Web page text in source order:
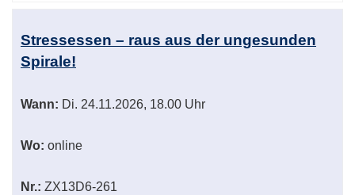
Stressessen – raus aus der ungesunden
Spirale!
Wann: Di. 24.11.2026, 18.00 Uhr
Wo: online
Nr.: ZX13D6-261